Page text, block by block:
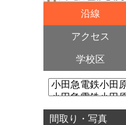
沿線
アクセス
学校区
間取り・写真